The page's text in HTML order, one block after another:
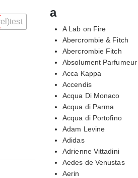
a
A Lab on Fire
Abercrombie & Fitch
Abercrombie Fitch
Absolument Parfumeur
Acca Kappa
Accendis
Acqua Di Monaco
Acqua di Parma
Acqua di Portofino
Adam Levine
Adidas
Adrienne Vittadini
Aedes de Venustas
Aerin